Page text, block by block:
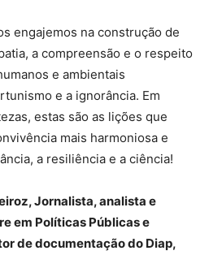
engajemos na construção de
a compreensão e o respeito
e ambientais
e a ignorância. Em
estas são as lições que
mais harmoniosa e
a resiliência e a ciência!
Jornalista, analista e
em Políticas Públicas e
de documentação do Diap,